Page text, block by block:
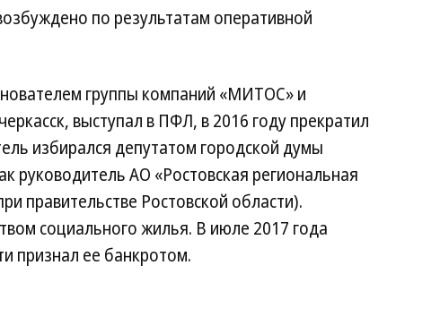
по результатам оперативной
группы компаний «МИТОС» и
выступал в ПФЛ, в 2016 году прекратил
избирался депутатом городской думы
руководитель АО «Ростовская региональная
правительстве Ростовской области).
социального жилья. В июле 2017 года
признал ее банкротом.